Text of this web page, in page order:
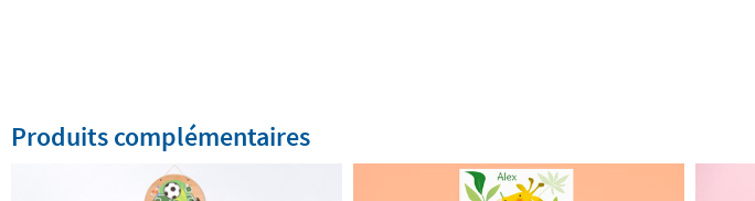
Produits complémentaires